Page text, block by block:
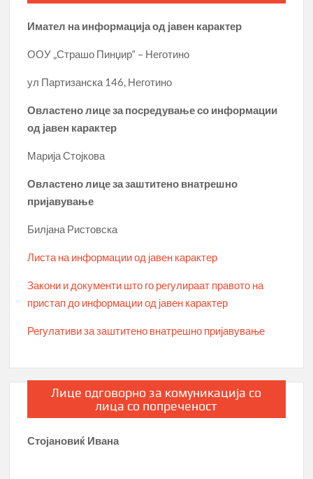
Имател на информација од јавен карактер
ООУ „Страшо Пинџир“ – Неготино
ул Партизанска 146, Неготино
Овластено лице за посредување со информации
од јавен карактер
Марија Стојкова
Овластено лице за заштитено внатрешно
пријавување
Билјана Ристовска
Листа на информации од јавен карактер
Закони и документи што го регулираат правото на
пристап до информации од јавен карактер
Регулативи за заштитено внатрешно пријавување
Лице одговорно за комуникација со
лица со попреченост
Стојановиќ Ивана